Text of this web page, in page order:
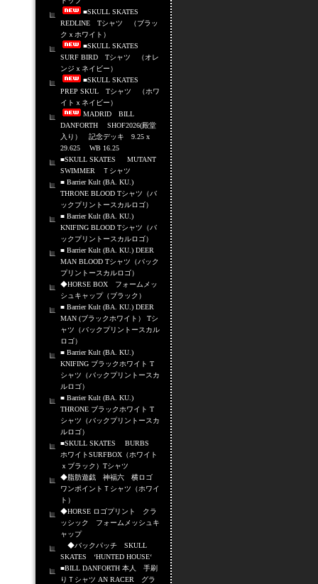
■SKULL SKATES
REDLINE Tシャツ （ブラッ
クｘホワイト）
■SKULL SKATES
SURF BIRD Tシャツ （オレ
ンジｘネイビー）
■SKULL SKATES
PREP SKUL Tシャツ （ホワ
イトｘネイビー）
MADRID BILL
DANFORTH SHOF2026(殿堂
入り） 記念デッキ 9.25 x
29.625 WB 16.25
■SKULL SKATES MUTANT
SWIMMER Ｔシャツ
■ Barrier Kult (BA. KU.)
THRONE BLOOD Tシャツ（バ
ックプリントースカルロゴ）
■ Barrier Kult (BA. KU.)
KNIFING BLOOD Tシャツ（バ
ックプリントースカルロゴ）
■ Barrier Kult (BA. KU.) DEER
MAN BLOOD Tシャツ（バック
プリントースカルロゴ）
◆HORSE BOX フォームメッ
シュキャップ（ブラック）
■ Barrier Kult (BA. KU.) DEER
MAN (ブラックホワイト） Tシ
ャツ（バックプリントースカル
ロゴ）
■ Barrier Kult (BA. KU.)
KNIFING ブラックホワイト T
シャツ（バックプリントースカ
ルロゴ）
■ Barrier Kult (BA. KU.)
THRONE ブラックホワイト T
シャツ（バックプリントースカ
ルロゴ）
■SKULL SKATES BURBS
ホワイトSURFBOX（ホワイト
ｘブラック）Tシャツ
◆脂肪遊戯 神福六 横ロゴ
ワンポイントＴシャツ（ホワイ
ト）
◆HORSE ロゴプリント クラ
ッシック フォームメッシュキ
ャップ
◆バックパッチ SKULL
SKATES ‘HUNTED HOUSE‘
■BILL DANFORTH 本人 手刷
りＴシャツ AN RACER グラ